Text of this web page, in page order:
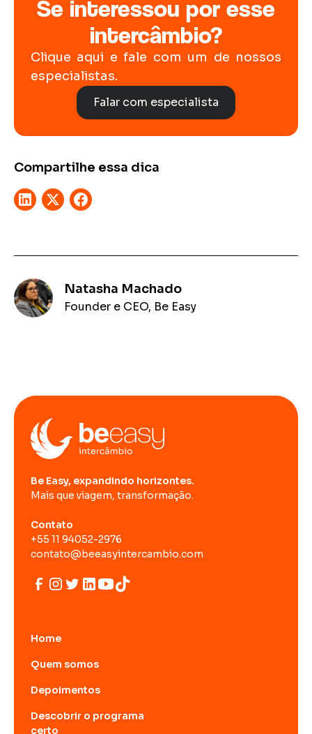
Se interessou por esse
intercâmbio?
Clique aqui e fale com um de nossos
especialistas.
Falar com especialista
Compartilhe essa dica
Natasha Machado
Founder e CEO, Be Easy
Be Easy, expandindo horizontes.
Mais que viagem, transformação.
Contato
+55 11 94052-2976
contato@beeasyintercambio.com
Home
Quem somos
Depoimentos
Descobrir o programa
certo